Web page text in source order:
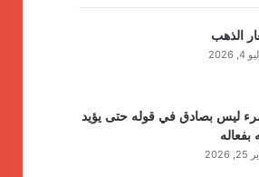
الذهب
4, 2026
ليس بصادق في قوله حتى يؤيد
بفعاله